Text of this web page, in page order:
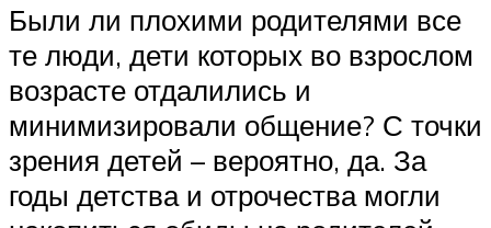
Были ли плохими родителями все
те люди, дети которых во взрослом
возрасте отдалились и
минимизировали общение? С точки
зрения детей – вероятно, да. За
годы детства и отрочества могли